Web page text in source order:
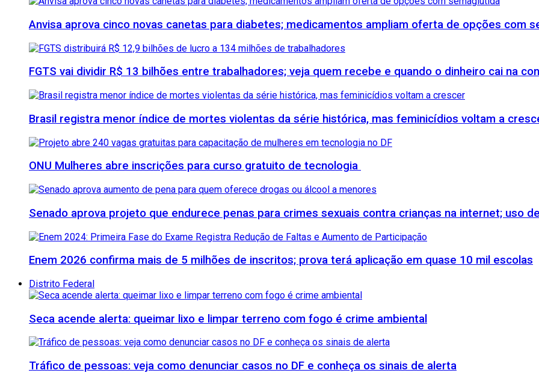
Anvisa aprova cinco novas canetas para diabetes; medicamentos ampliam oferta de opções com
FGTS vai dividir R$ 13 bilhões entre trabalhadores; veja quem recebe e quando o dinheiro cai na
Brasil registra menor índice de mortes violentas da série histórica, mas feminicídios voltam a
ONU Mulheres abre inscrições para curso gratuito de tecnologia
Senado aprova projeto que endurece penas para crimes sexuais contra crianças na internet; uso
Enem 2026 confirma mais de 5 milhões de inscritos; prova terá aplicação em quase 10 mil escolas
Distrito Federal
Seca acende alerta: queimar lixo e limpar terreno com fogo é crime ambiental
Tráfico de pessoas: veja como denunciar casos no DF e conheça os sinais de alerta